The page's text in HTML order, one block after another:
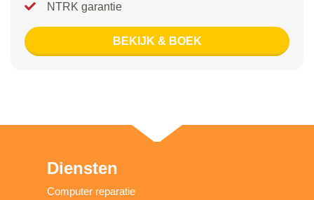
NTRK garantie
BEKIJK & BOEK
Diensten
Computer reparatie